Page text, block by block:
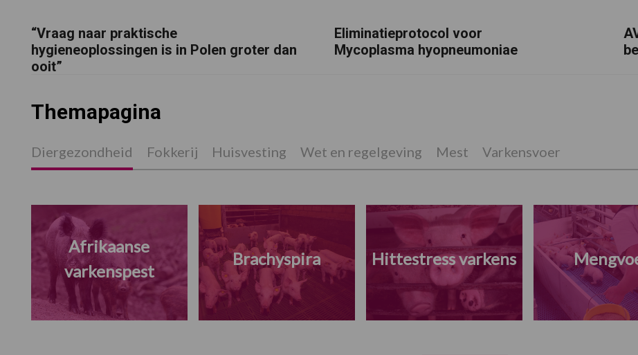
“Vraag naar praktische
hygieneoplossingen is in Polen groter dan
ooit”
Eliminatieprotocol voor
Mycoplasma hyopneumoniae
Themapagina
Diergezondheid Fokkerij Huisvesting Wet en regelgeving Mest Varkensvoer
Afrikaanse
varkenspest
Brachyspira Hittestress varkens